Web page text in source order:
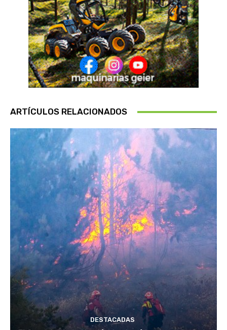
ARTÍCULOS RELACIONADOS
DESTACADAS